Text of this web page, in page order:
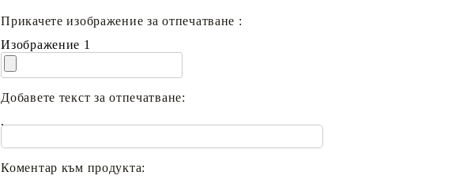
Прикачете изображение за отпечатване :
Изображение 1
Добавете текст за отпечатване:
.
Коментар към продукта: